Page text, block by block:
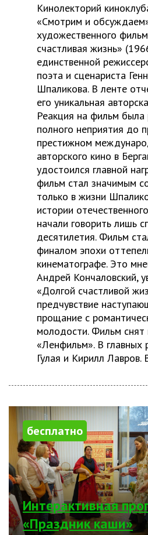
Кинолекторий
«Смотрим и
художественного
счастливая жизнь»
единственной
поэта и сценариста
Шпаликова. В ленте
его уникальная
Реакция на фильм была
полного неприятия до
престижном
авторского кино в
удостоился главной
фильм стал значимым
только в жизни
истории
начали говорить лишь
десятилетия. Фильм
финалом эпохи
кинематографе. Это
Андрей Кончаловский,
«Долгой счастливой
предчувствие
прощание с
молодости. Фильм снят
«Ленфильм». В главных
Гулая и Кирилл
Интерактивная
«Праздник каши»
бесплатно